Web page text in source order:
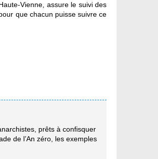
Vienne, assure le suivi des
que chacun puisse suivre ce
prêts à confisquer
de l’An zéro, les exemples